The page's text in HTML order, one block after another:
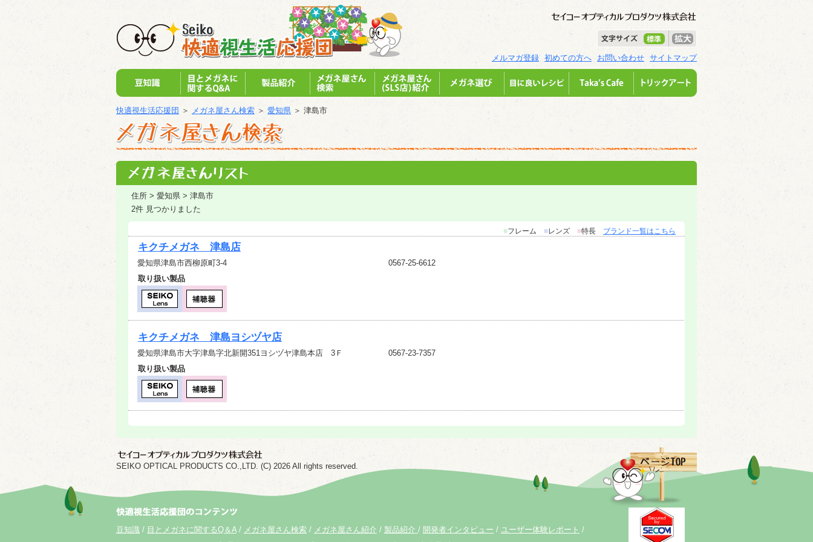
メルマガ登録 初めての方へ お問い合わせ サイトマップ
快適視生活応援団 ＞ メガネ屋さん検索 ＞ 愛知県 ＞ 津島市
住所 > 愛知県 > 津島市
2件 見つかりました
■フレーム ■レンズ ■特長 ブランド一覧はこちら
キクチメガネ 津島店
愛知県津島市西柳原町3-4
0567-25-6612
取り扱い製品
キクチメガネ 津島ヨシヅヤ店
愛知県津島市大字津島字北新開351ヨシヅヤ津島本店 3Ｆ
0567-23-7357
取り扱い製品
SEIKO OPTICAL PRODUCTS CO.,LTD. (C) 2026 All rights reserved.
豆知識 目とメガネに関するQ＆A メガネ屋さん検索 メガネ屋さん紹介 製品紹介 開発者インタビュー
ユーザー体験レポート